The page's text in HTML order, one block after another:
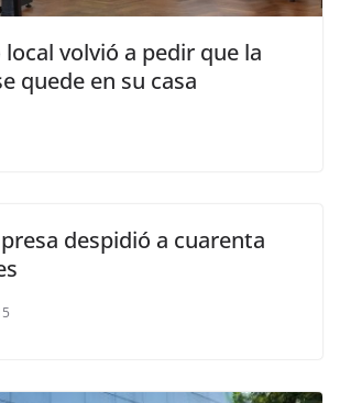
local volvió a pedir que la
quede en su casa
despidió a cuarenta